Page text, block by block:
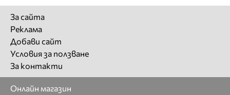
За сайта
Реклама
Добави сайт
Условия за ползване
За контакти
Онлайн магазин